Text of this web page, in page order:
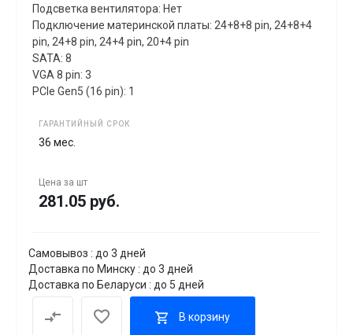
Подсветка вентилятора: Нет
Подключение материнской платы: 24+8+8 pin, 24+8+4
pin, 24+8 pin, 24+4 pin, 20+4 pin
SATA: 8
VGA 8 pin: 3
PCIe Gen5 (16 pin): 1
ГАРАНТИЙНЫЙ СРОК
36 мес.
Цена за шт
281.05 руб.
Самовывоз : до 3 дней
Доставка по Минску : до 3 дней
Доставка по Беларуси : до 5 дней
В корзину